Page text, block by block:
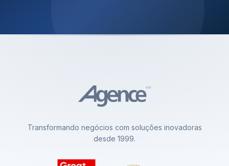
Transformando negócios com soluções inovadoras
desde 1999.